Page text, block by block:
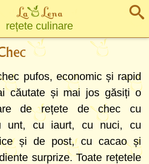
rețete culinare
pufos, economic și rapid
căutate și mai jos găsiți o
de rețete de chec cu
unt, cu iaurt, cu nuci, cu
și de post, cu cacao și
surprize. Toate rețetele